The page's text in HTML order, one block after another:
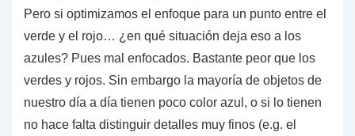
Pero si optimizamos el enfoque para un punto entre el
verde y el rojo… ¿en qué situación deja eso a los
azules? Pues mal enfocados. Bastante peor que los
verdes y rojos. Sin embargo la mayoría de objetos de
nuestro día a día tienen poco color azul, o si lo tienen
no hace falta distinguir detalles muy finos (e.g. el